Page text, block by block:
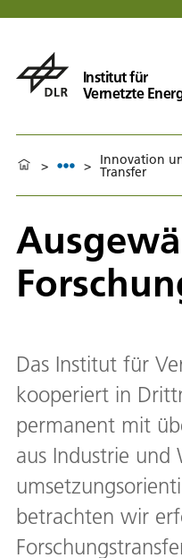
Institut für
Vernetzte
> > Innovation
Transfer
Das Institut für
kooperiert in
permanent mit
aus Industrie und
betrachten wir